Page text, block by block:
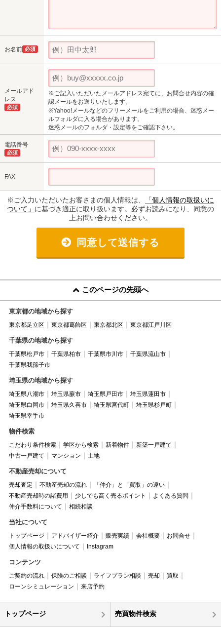
お名前 必須
メールアド
レス
必須
※ご記入いただいたメールアドレス宛てに、お問合せ内容の確
認メールをお送りいたします。
※Yahoo!メールなどのフリーメールをご利用の場合、迷惑メー
ルフォルダに入る場合があります。
迷惑メールのフォルダ・設定等をご確認下さい。
電話番号
必須
FAX
※ご入力いただいたお客さまの個人情報は、
「個人情報の取扱いに
ついて」 に基づき適正に取り扱います。必ずお読みになり、同意の
上お問い合わせください。
同意して送信する
このページの先頭へ
東京都の地域から探す
東京都足立区 東京都葛飾区 東京都北区 東京都江戸川区
千葉県の地域から探す
千葉県松戸市 千葉県柏市 千葉県市川市
千葉県流山市
千葉県我孫子市
埼玉県の地域から探す
埼玉県八潮市 埼玉県蕨市 埼玉県戸田市
埼玉県蓮田市
埼玉県白岡市
埼玉県久喜市 埼玉県宮代町
埼玉県杉戸町
埼玉県幸手市
物件検索
こだわり条件検索 学区から検索 新着物件
新築一戸建て
中古一戸建て
マンション 土地
不動産売却について
売却査定 不動産売却の流れ
「仲介」と「買取」の違い
不動産売却時の諸費用
少しでも高く売るポイント
よくある質問
仲介手数料について
相続相談
当社について
トップページ アドバイザー紹介 販売実績 会社概要
お問合せ
個人情報の取扱いについて
Instagram
コンテンツ
ご契約の流れ 保険のご相談 ライフプラン相談 売却
買取
ローンシミュレーション
来店予約
トップページ 売買物件検索